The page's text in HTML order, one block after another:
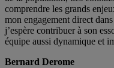
comprendre les grands
mon engagement direct
j’espère contribuer à son
équipe aussi dynamique et
Bernard Derome